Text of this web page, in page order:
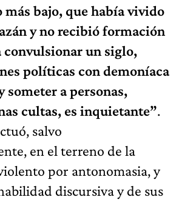
más bajo, que había vivido
y no recibió formación
convulsionar un siglo,
políticas con demoníaca
someter a personas,
cultas, es inquietante”.
salvo
en el terreno de la
por antonomasia, y
discursiva y de sus